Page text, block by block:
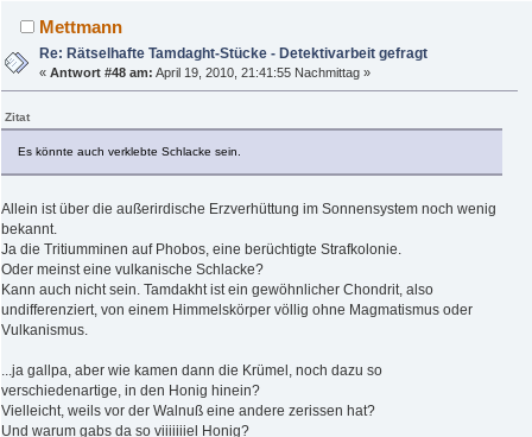
Mettmann
Re: Rätselhafte Tamdaght-Stücke - Detektivarbeit gefragt
«Antwort #48 am: April 19, 2010, 21:41:55 Nachmittag »
Zitat
Es könnte auch verklebte Schlacke sein.
Allein ist über die außerirdische Erzverhüttung im Sonnensystem noch wenig
bekannt.
Ja die Tritiumminen auf Phobos, eine berüchtigte Strafkolonie.
Oder meinst eine vulkanische Schlacke?
Kann auch nicht sein. Tamdakht ist ein gewöhnlicher Chondrit, also
undifferenziert, von einem Himmelskörper völlig ohne Magmatismus oder
Vulkanismus.
...ja gallpa, aber wie kamen dann die Krümel, noch dazu so
verschiedenartige, in den Honig hinein?
Vielleicht, weils vor der Walnuß eine andere zerissen hat?
Und warum gabs da so viiiiiiiel Honig?